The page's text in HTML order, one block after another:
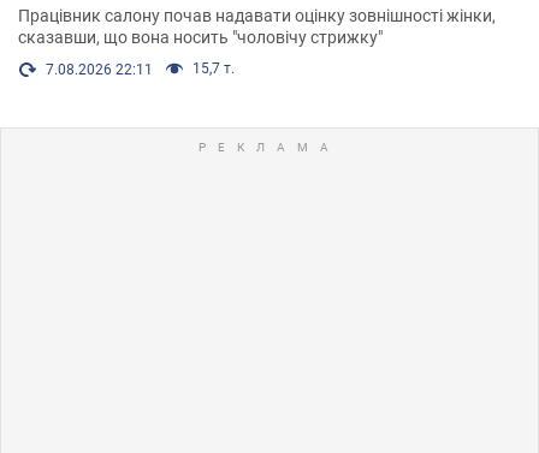
Працівник салону почав надавати оцінку зовнішності жінки,
сказавши, що вона носить "чоловічу стрижку"
7.08.2026 22:11 15,7 т.